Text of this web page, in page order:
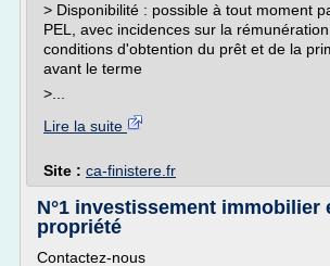
> Disponibilité : possible à tout moment
PEL, avec incidences sur la
conditions d'obtention du prêt et de la
avant le terme
>...
Lire la suite
Site : ca-finistere.fr
N°1 investissement immobilier
propriété
Contactez-nous